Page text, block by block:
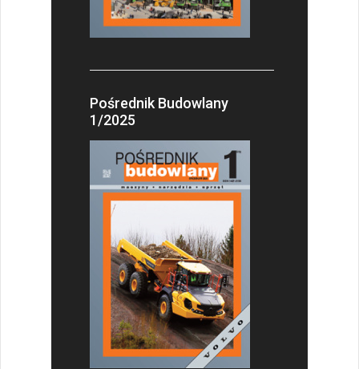
Pośrednik Budowlany
1/2025